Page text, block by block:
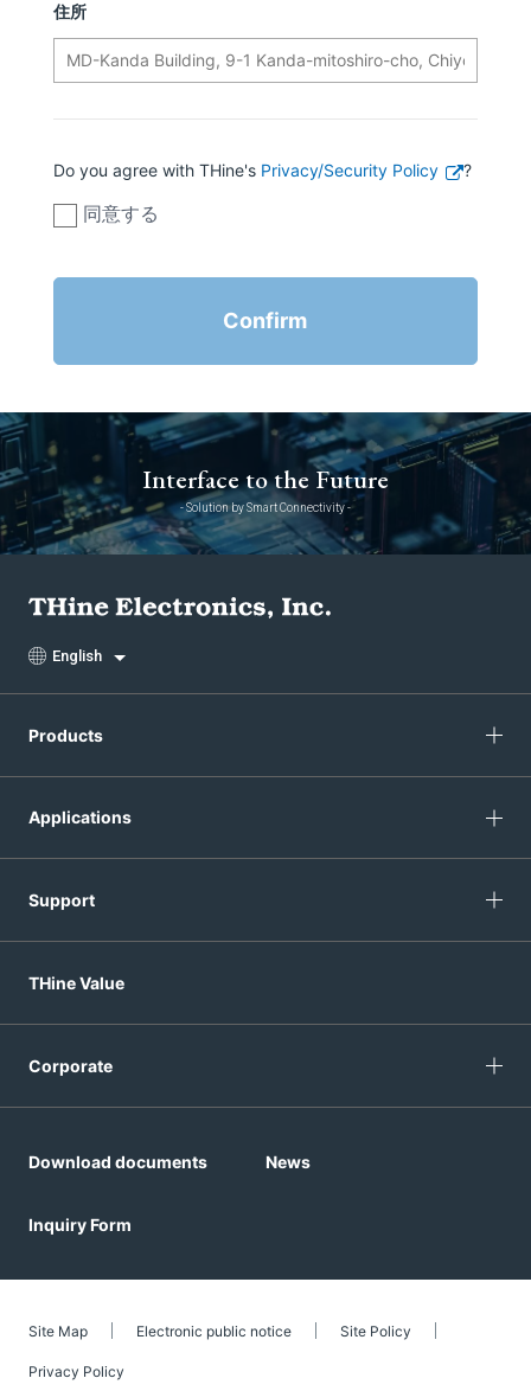
住所
Do you agree with THine's Privacy/Security Policy ?
同意する
Interface to the Future
- Solution by Smart Connectivity -
English
Products
Applications
Support
THine Value
Corporate
Download documents News
Inquiry Form
Site Map Electronic public notice Site Policy
Privacy Policy